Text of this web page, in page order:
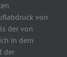
von
der von
in dem
der